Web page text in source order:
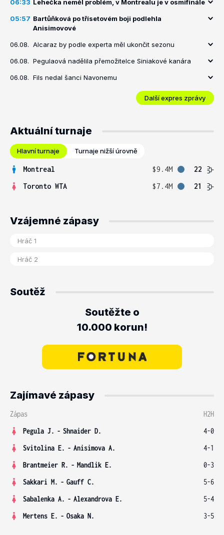
06:33 Lehečka neměl problém, v Montrealu je v osmifinále
05:57 Bartůňková po třísetovém boji podlehla
Anisimovové
06.08. Alcaraz by podle experta měl ukončit sezonu
06.08. Pegulaová nadělila přemožitelce Siniakové kanára
06.08. Fils nedal šanci Navonemu
Další expres zprávy
Aktuální turnaje
Hlavní turnaje Turnaje nižší úrovně
Montreal $9.4M
22
Toronto WTA
$7.4M 21
Vzájemné zápasy
Soutěž
Soutěžte o
10.000 korun!
Zajímavé zápasy
Zápas
H2H
Pegula J. - Shnaider D.
4-0
Svitolina E. - Anisimova A.
4-1
Brantmeier R. - Mandlik E.
0-3
Sakkari M. - Gauff C.
5-6
Sabalenka A. - Alexandrova E.
5-4
Mertens E. - Osaka N. 3-5